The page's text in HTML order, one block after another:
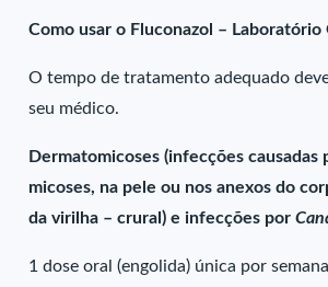
Como usar o Fluconazol – Laboratório
O tempo de tratamento adequado
seu médico.
Dermatomicoses (infecções causadas
micoses, na pele ou nos anexos do
da virilha – crural) e infecções por
1 dose oral (engolida) única por